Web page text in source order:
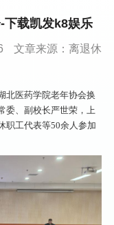
下载凯发k8娱乐
文章来源：离退休
北医药学院老年协会换
委、副校长严世荣，上
职工代表等50余人参加